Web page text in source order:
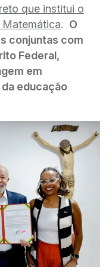
que institui o
. O
conjuntas com
Federal,
em
educação